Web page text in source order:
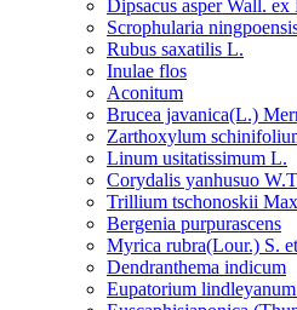
Dipsacus asper Wall. ex
Scrophularia
Rubus saxatilis L.
Inulae flos
Aconitum
Brucea javanica(L.)
Zarthoxylum
Linum usitatissimum L.
Corydalis yanhusuo
Trillium tschonoskii
Bergenia purpurascens
Myrica rubra(Lour.) S.
Dendranthema indicum
Eupatorium